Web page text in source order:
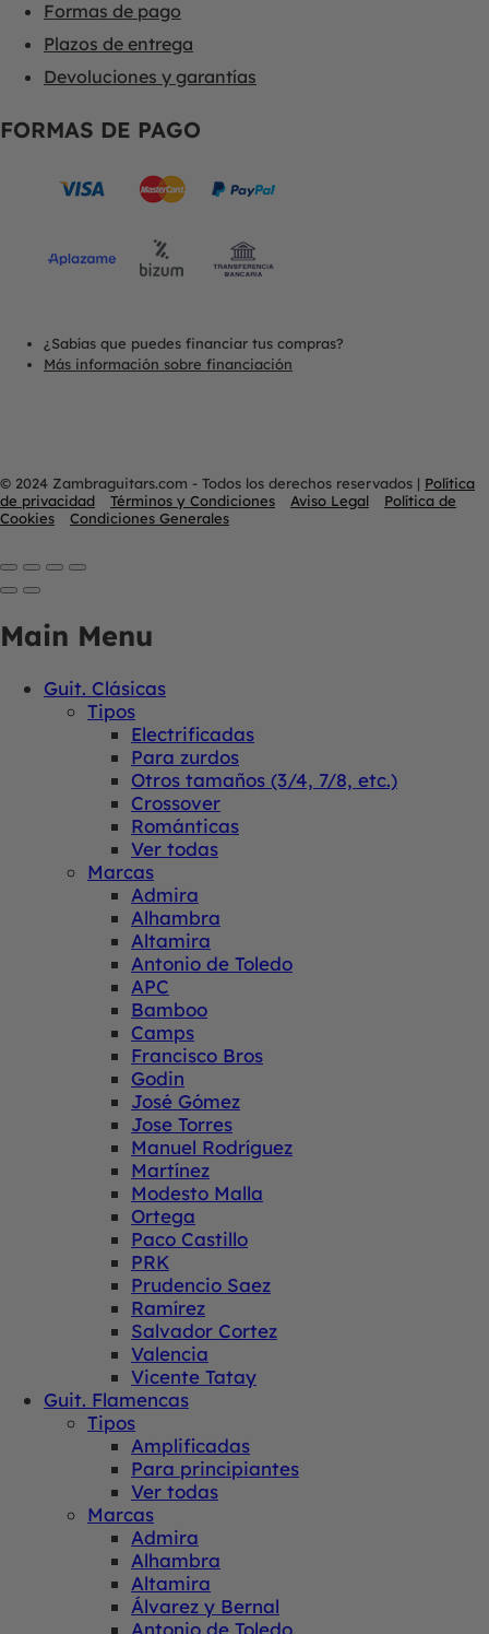
Formas de pago
Plazos de entrega
Devoluciones y garantías
FORMAS DE PAGO
¿Sabías que puedes financiar tus compras?
Más información sobre financiación
© 2024 Zambraguitars.com - Todos los derechos reservados | Política
de privacidad
Términos y Condiciones Aviso Legal
Política de
Cookies
Condiciones Generales
Main Menu
Guit. Clásicas
Tipos
Electrificadas
Para zurdos
Otros tamaños (3/4, 7/8, etc.)
Crossover
Románticas
Ver todas
Marcas
Admira
Alhambra
Altamira
Antonio de Toledo
APC
Bamboo
Camps
Francisco Bros
Godin
José Gómez
Jose Torres
Manuel Rodríguez
Martínez
Modesto Malla
Ortega
Paco Castillo
PRK
Prudencio Saez
Ramírez
Salvador Cortez
Valencia
Vicente Tatay
Guit. Flamencas
Tipos
Amplificadas
Para principiantes
Ver todas
Marcas
Admira
Alhambra
Altamira
Álvarez y Bernal
Antonio de Toledo